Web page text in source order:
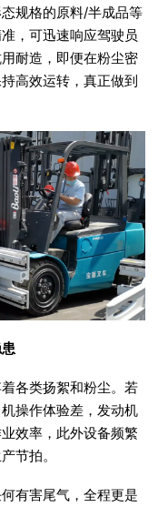
规格的原料/半成品等
，可迅速响应驾驶员
耐造，即便在粉尘密
高效运转，真正做到
各类扬絮和粉尘。若
操作体验差，发动机
效率，此外设备频繁
节拍。
有害尾气，全程更是